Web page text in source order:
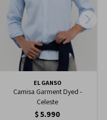
EL GANSO
Camisa Garment Dyed -
Celeste
$5.990